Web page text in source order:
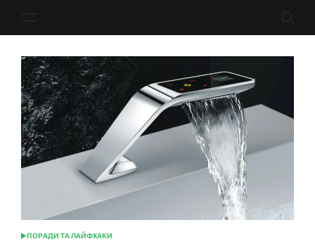
ОПУБЛІКУВАТИ
ПОРАДИ ТА ЛАЙФХАКИ